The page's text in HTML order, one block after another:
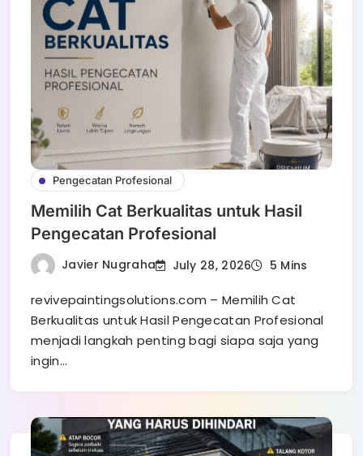
Pengecatan Profesional
Memilih Cat Berkualitas untuk Hasil
Pengecatan Profesional
Javier Nugraha July 28, 2026 5 Mins
revivepaintingsolutions.com – Memilih Cat
Berkualitas untuk Hasil Pengecatan Profesional
menjadi langkah penting bagi siapa saja yang
ingin…